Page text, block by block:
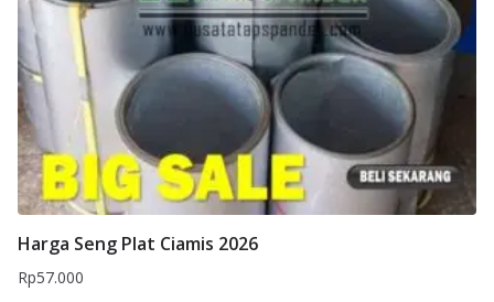
Harga Seng Plat Ciamis 2026
Rp57.000